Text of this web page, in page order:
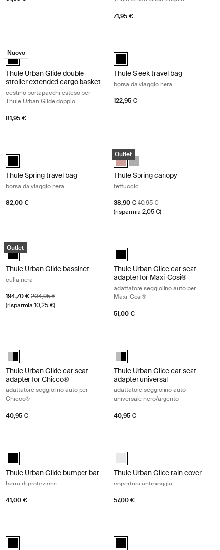
71,95 €
Thule Urban Glide double stroller extended cargo basket cestino
Nuovo
Thule Urban Glide double stroller extended cargo basket Nero
Thule Urban Glide double
stroller extended cargo basket
cestino portapacchi esteso per
Thule Urban Glide doppio
81,95 €
Thule Sleek travel bag Nero
Thule Sleek travel bag
borsa da viaggio nera
122,95 €
Thule Spring travel bag borsa da viaggio nera Black
Thule Spring travel bag Nero (selected)
Thule Spring travel bag
borsa da viaggio nera
82,00 €
Thule Spring canopy tettuccio
Outlet
Thule Spring canopy Misty Rose
Thule Spring canopy Gray
Thule Spring canopy
tettuccio
Prezzo di vendita
38,90 €Prezzo originale
40,95 €
(risparmia 2,05 €)
Thule Urban Glide bassinet culla nera Black
Outlet
Thule Urban Glide bassinet Nero (selected)
Thule Urban Glide bassinet
culla nera
Prezzo di vendita
194,70 €Prezzo originale
204,95 €
(risparmia 10,25 €)
Thule Urban Glide car seat
Thule Urban Glide car seat
adapter for Maxi-Cosi®
adattatore seggiolino auto per
Maxi-Cosi®
51,00 €
Thule Urban Glide car seat adapter for Chicco® Aluminum/Black
Thule Urban Glide car seat
adapter for Chicco®
adattatore seggiolino auto per
Chicco®
40,95 €
Thule Urban Glide car seat
Thule Urban Glide car seat
adapter universal
adattatore seggiolino auto
universale nero/argento
40,95 €
Thule Urban Glide bumper bar Nero (selected)
Thule Urban Glide bumper bar
barra di protezione
41,00 €
Thule Urban Glide rain cover
Thule Urban Glide rain cover
copertura antipioggia
57,00 €
Thule Urban Glide mesh cover Nero (selected)Thule Urban Glide bassinet rain